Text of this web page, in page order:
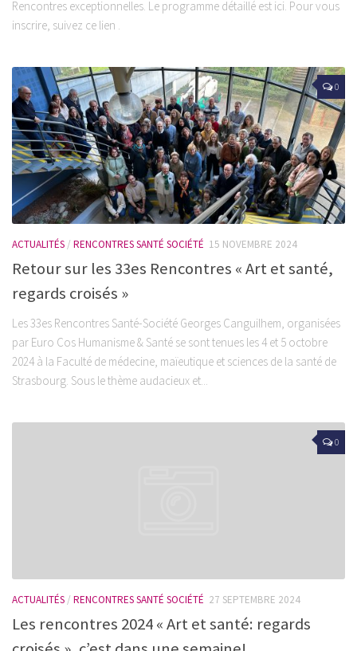
Rencontres exceptionnelles. Le programme détaillé est ici. Pour vous
inscrire, suivez ce lien .
0
ACTUALITÉS / RENCONTRES SANTÉ SOCIÉTÉ 15 NOVEMBRE 2024
Retour sur les 33es Rencontres « Art et santé,
regards croisés »
Les 33es Rencontres Santé-Société Georges Canguilhem, organisées
par Euro Cos Humanisme & Santé se sont tenues les 4 et 5 octobre
2024 à la Faculté de médecine, maïeutique et sciences de la santé de
Strasbourg. Sous le thème audacieux et...
0
ACTUALITÉS / RENCONTRES SANTÉ SOCIÉTÉ 27 SEPTEMBRE 2024
Les rencontres 2024 « Art et santé: regards